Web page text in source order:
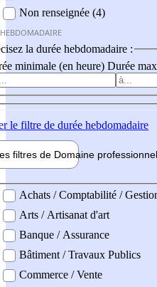
Non renseignée (4)
la durée hebdomadaire :
minimale (en heure) Durée
le filtre de durée hebdomadaire
filtres de Domaine professionnel
professionel
Achats / Comptabilité /
Arts / Artisanat d'art
Banque / Assurance
Bâtiment / Travaux Publics
Commerce / Vente